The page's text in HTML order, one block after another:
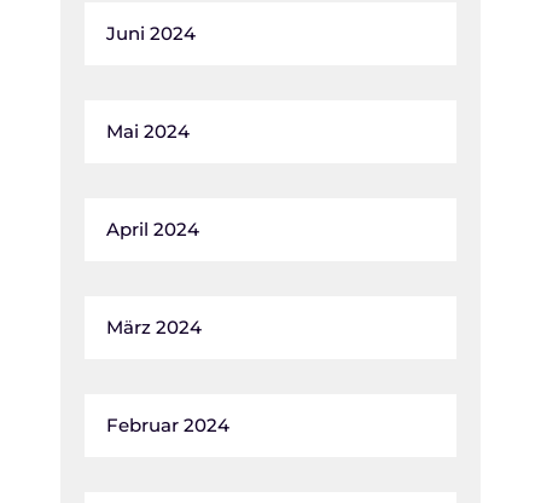
Juni 2024
Mai 2024
April 2024
März 2024
Februar 2024